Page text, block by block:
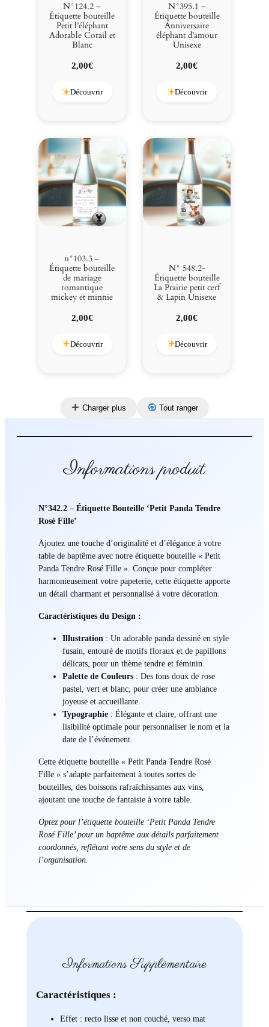
N°124.2 –
Étiquette bouteille
Petit l’éléphant
Adorable Corail et
Blanc
2,00€
Découvrir
N°395.1 –
Étiquette bouteille
Anniversaire
éléphant d’amour
Unisexe
2,00€
Découvrir
n°103.3 –
Étiquette bouteille
de mariage
romantique
mickey et minnie
2,00€
Découvrir
N° 548.2-
Étiquette bouteille
La Prairie petit cerf
& Lapin Unisexe
2,00€
Découvrir
Charger plus Tout ranger
Informations produit
N°342.2 – Étiquette Bouteille ‘Petit Panda Tendre
Rosé Fille’
Ajoutez une touche d’originalité et d’élégance à votre
table de baptême avec notre étiquette bouteille « Petit
Panda Tendre Rosé Fille ». Conçue pour compléter
harmonieusement votre papeterie, cette étiquette apporte
un détail charmant et personnalisé à votre décoration.
Caractéristiques du Design :
Illustration : Un adorable panda dessiné en style
fusain, entouré de motifs floraux et de papillons
délicats, pour un thème tendre et féminin.
Palette de Couleurs: Des tons doux de rose
pastel, vert et blanc, pour créer une ambiance
joyeuse et accueillante.
Typographie: Élégante et claire, offrant une
lisibilité optimale pour personnaliser le nom et la
date de l’événement.
Cette étiquette bouteille « Petit Panda Tendre Rosé
Fille » s’adapte parfaitement à toutes sortes de
bouteilles, des boissons rafraîchissantes aux vins,
ajoutant une touche de fantaisie à votre table.
Optez pour l’étiquette bouteille ‘Petit Panda Tendre
Rosé Fille’ pour un baptême aux détails parfaitement
coordonnés, reflétant votre sens du style et de
l’organisation.
Informations Supplémentaire
Caractéristiques :
Effet : recto lisse et non couché, verso mat